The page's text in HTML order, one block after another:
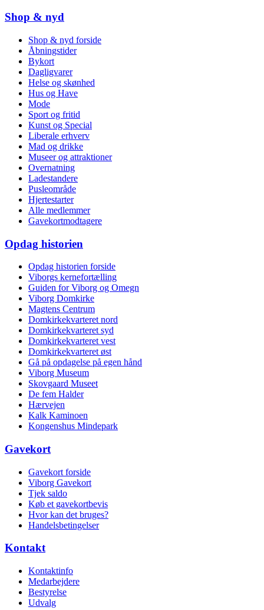
Shop & nyd
Shop & nyd forside
Åbningstider
Bykort
Dagligvarer
Helse og skønhed
Hus og Have
Mode
Sport og fritid
Kunst og Special
Liberale erhverv
Mad og drikke
Museer og attraktioner
Overnatning
Ladestandere
Pusleområde
Hjertestarter
Alle medlemmer
Gavekortmodtagere
Opdag historien
Opdag historien forside
Viborgs kernefortælling
Guiden for Viborg og Omegn
Viborg Domkirke
Magtens Centrum
Domkirkekvarteret nord
Domkirkekvarteret syd
Domkirkekvarteret vest
Domkirkekvarteret øst
Gå på opdagelse på egen hånd
Viborg Museum
Skovgaard Museet
De fem Halder
Hærvejen
Kalk Kaminoen
Kongenshus Mindepark
Gavekort
Gavekort forside
Viborg Gavekort
Tjek saldo
Køb et gavekortbevis
Hvor kan det bruges?
Handelsbetingelser
Kontakt
Kontaktinfo
Medarbejdere
Bestyrelse
Udvalg